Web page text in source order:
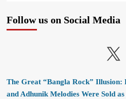
Follow us on Social Media
X
The Great “Bangla Rock” Illusion:
and Adhunik Melodies Were Sold